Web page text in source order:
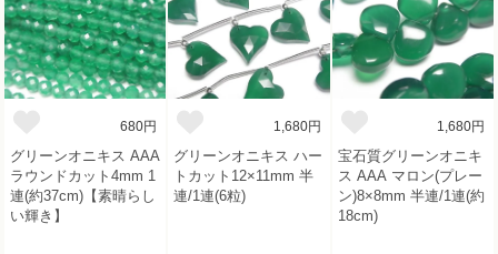
680円
グリーンオニキス AAA
ラウンドカット4mm 1
連(約37cm)【素晴らし
い輝き】
1,680円
グリーンオニキス ハー
トカット12×11mm 半
連/1連(6粒)
1,680円
宝石質グリーンオニキ
ス AAA マロン(プレー
ン)8×8mm 半連/1連(約
18cm)